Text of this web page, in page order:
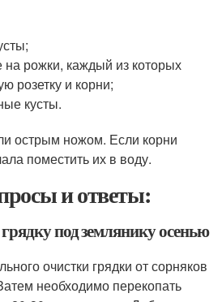
на рожки, каждый из которых
розетку и корни;
кусты.
острым ножом. Если корни
поместить их в воду.
и ответы:
под землянику осенью
очистки грядки от сорняков
необходимо перекопать